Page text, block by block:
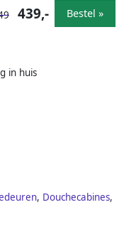
in huis
439,- Bestel »
, Douchecabines,